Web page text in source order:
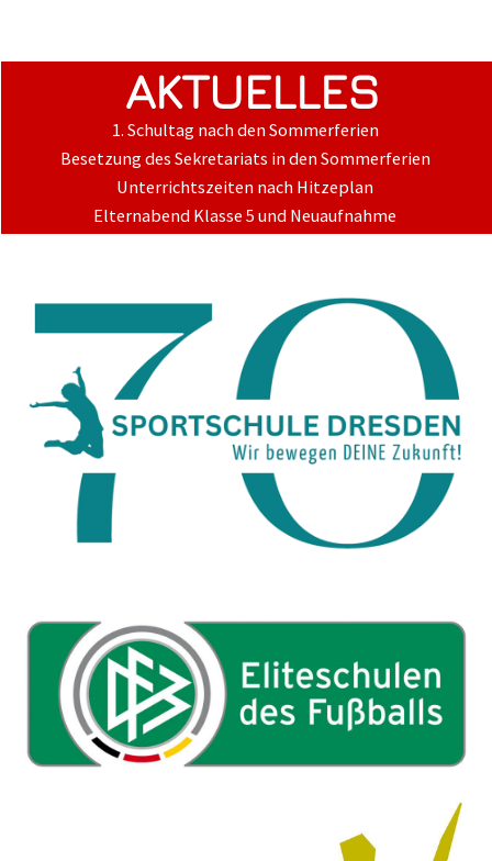
AKTUELLES
1. Schultag nach den Sommerferien
Besetzung des Sekretariats in den Sommerferien
Unterrichtszeiten nach Hitzeplan
Elternabend Klasse 5 und Neuaufnahme